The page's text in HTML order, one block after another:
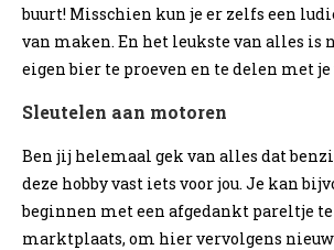
buurt! Misschien kun je er zelfs een
van maken. En het leukste van alles is
eigen bier te proeven en te delen met
Sleutelen aan motoren
Ben jij helemaal gek van alles dat
deze hobby vast iets voor jou. Je kan
beginnen met een afgedankt pareltje te
marktplaats, om hier vervolgens